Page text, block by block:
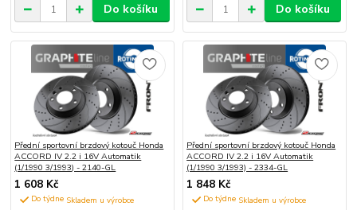
Do košíku Do košíku
Přední sportovní brzdový kotouč Honda
ACCORD IV 2.2 i 16V Automatik
(1/1990 3/1993) - 2140-GL
1 608 Kč
Do týdne
Přední sportovní brzdový kotouč Honda
ACCORD IV 2.2 i 16V Automatik
(1/1990 3/1993) - 2334-GL
1 848 Kč
Do týdne